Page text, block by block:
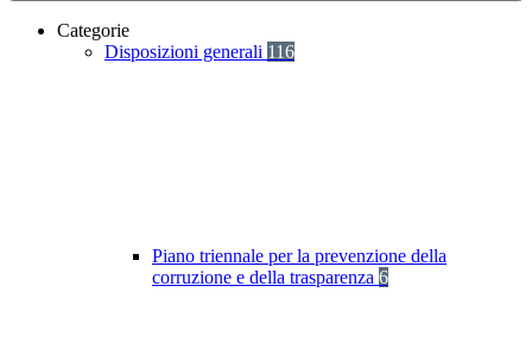
Categorie
Disposizioni generali 116
Piano triennale per la prevenzione della
corruzione e della trasparenza 6